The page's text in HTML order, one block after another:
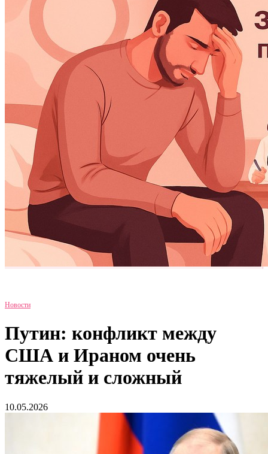
Новости
Путин: конфликт между
США и Ираном очень
тяжелый и сложный
10.05.2026